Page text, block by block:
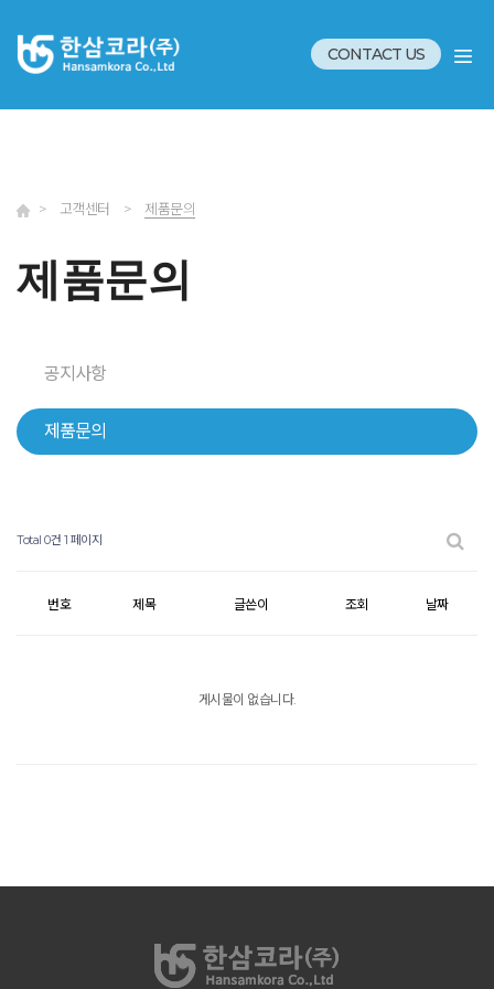
CONTACT US
> 고객센터 > 제품문의
제품문의
공지사항
제품문의
Total 0건 1 페이지
번호 제목 글쓴이 조회 날짜
게시물이 없습니다.